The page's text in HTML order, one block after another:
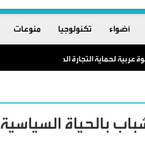
أضواء تكنولوجيا منوعات
لحماية التجارة الدولية
بالحياة السياسية